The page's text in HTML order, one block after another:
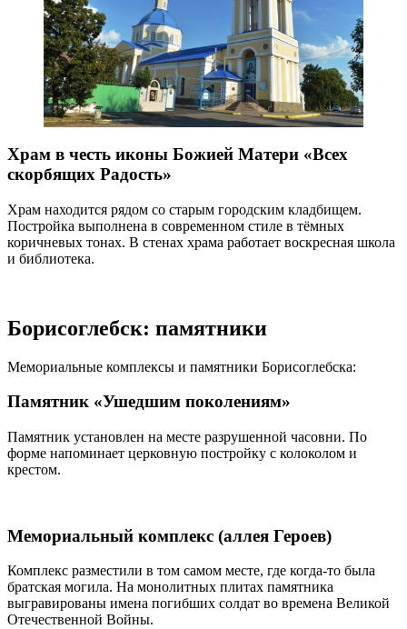
Храм в честь иконы Божией Матери «Всех
скорбящих Радость»
Храм находится рядом со старым городским кладбищем.
Постройка выполнена в современном стиле в тёмных
коричневых тонах. В стенах храма работает воскресная школа
и библиотека.
Борисоглебск: памятники
Мемориальные комплексы и памятники Борисоглебска:
Памятник «Ушедшим поколениям»
Памятник установлен на месте разрушенной часовни. По
форме напоминает церковную постройку с колоколом и
крестом.
Мемориальный комплекс (аллея Героев)
Комплекс разместили в том самом месте, где когда-то была
братская могила. На монолитных плитах памятника
выгравированы имена погибших солдат во времена Великой
Отечественной Войны.